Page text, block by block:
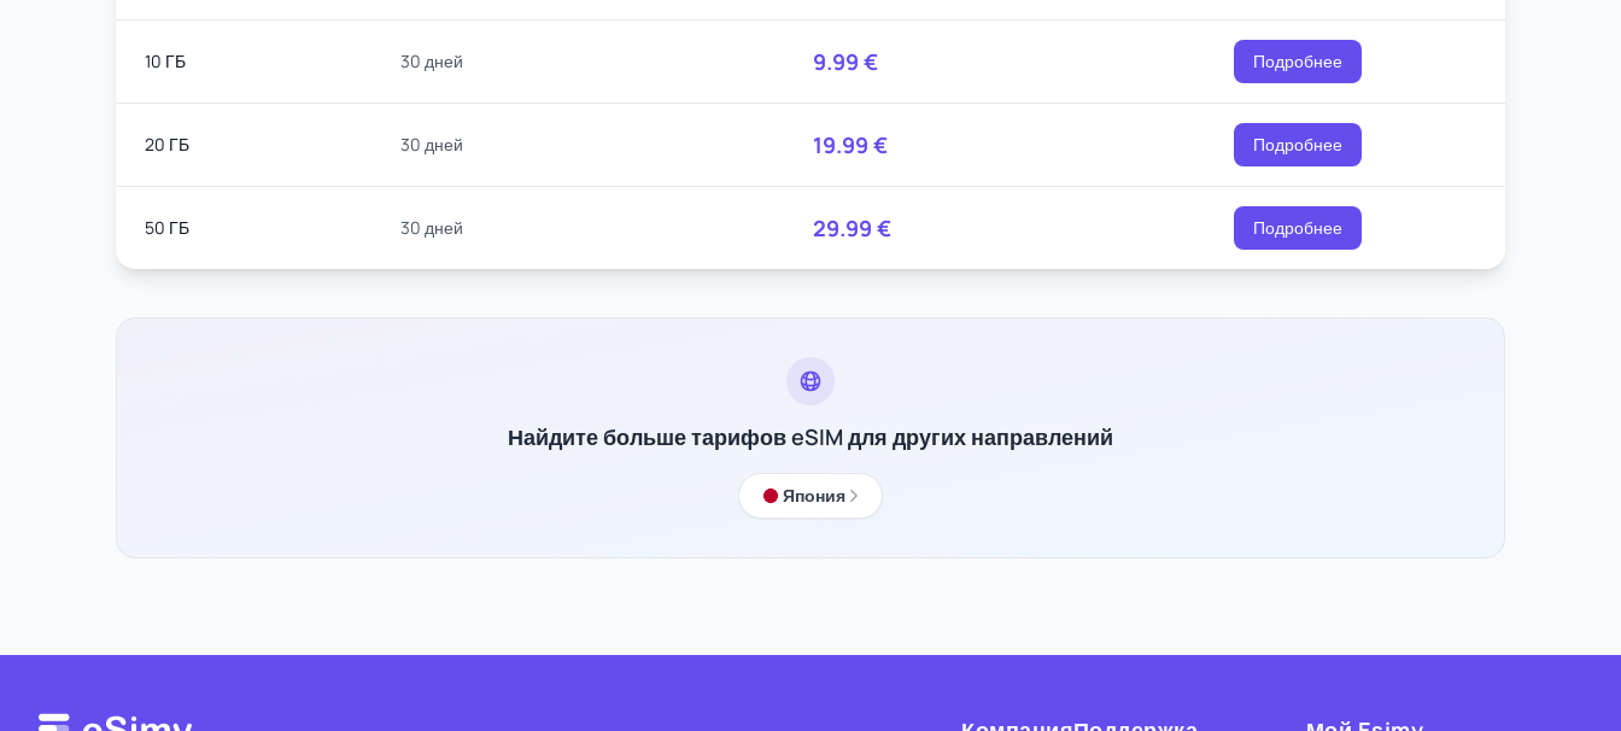
10 ГБ 30 дней 9.99 € Подробнее
20 ГБ 30 дней 19.99 € Подробнее
50 ГБ 30 дней 29.99 € Подробнее
Найдите больше тарифов eSIM для других направлений
Япония